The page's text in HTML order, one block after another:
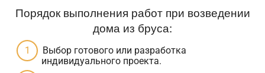
Порядок выполнения работ при возведении
дома из бруса:
Выбор готового или разработка
индивидуального проекта.